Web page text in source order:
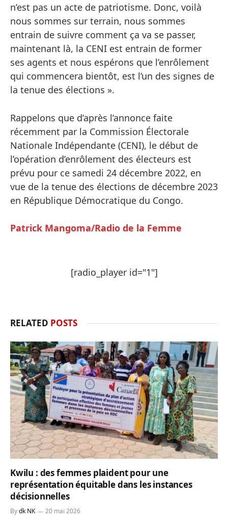
n’est pas un acte de patriotisme. Donc, voilà
nous sommes sur terrain, nous sommes
entrain de suivre comment ça va se passer,
maintenant là, la CENI est entrain de former
ses agents et nous espérons que l’enrôlement
qui commencera bientôt, est l’un des signes de
la tenue des élections ».
Rappelons que d’après l’annonce faite
récemment par la Commission Électorale
Nationale Indépendante (CENI), le début de
l’opération d’enrôlement des électeurs est
prévu pour ce samedi 24 décembre 2022, en
vue de la tenue des élections de décembre 2023
en République Démocratique du Congo.
Patrick Mangoma/Radio de la Femme
[radio_player id="1"]
RELATED POSTS
Kwilu : des femmes plaident pour une
représentation équitable dans les instances
décisionnelles
Bydk NK 20 mai 2026